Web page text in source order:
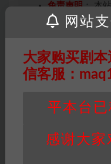
免责声明： 本
投稿+个人整理
未购买，即代
条约约束，并
版权归属 ：本
件通知并提供
会在三天内下
∶剧本
网站
大家购买剧
信客服：
平本台
感谢大